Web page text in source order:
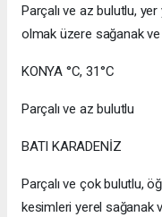
Parçalı ve az bulutlu,
olmak üzere sağanak ve
KONYA °C, 31°C
Parçalı ve az bulutlu
BATI KARADENİZ
Parçalı ve çok bulutlu,
kesimleri yerel sağanak